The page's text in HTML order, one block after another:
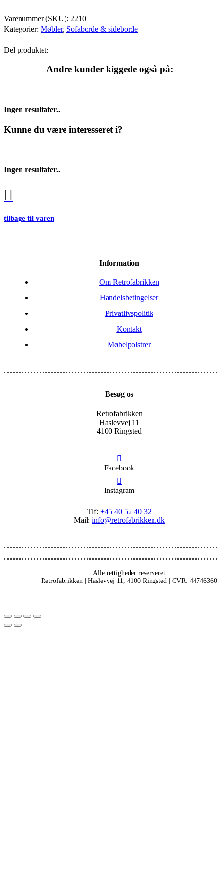
Varenummer (SKU): 2210
Kategorier: Møbler, Sofaborde & sideborde
Del produktet:
Andre kunder kiggede også på:
Ingen resultater..
Kunne du være interesseret i?
Ingen resultater..
tilbage til varen
Information
Om Retrofabrikken
Handelsbetingelser
Privatlivspolitik
Kontakt
Møbelpolstrer
Besøg os
Retrofabrikken
Haslevvej 11
4100 Ringsted
Facebook
Instagram
Tlf: +45 40 52 40 32
Mail: info@retrofabrikken.dk
Alle rettigheder reserveret
Retrofabrikken | Haslevvej 11, 4100 Ringsted | CVR: 44746360